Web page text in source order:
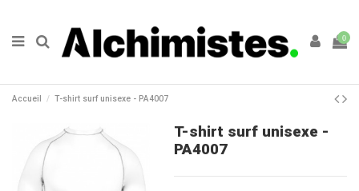
0
Accueil T-shirt surf unisexe - PA4007
T-shirt surf unisexe -
PA4007